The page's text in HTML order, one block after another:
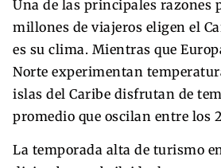
Una de las principales razones
millones de viajeros eligen el
es su clima. Mientras que
Norte experimentan
islas del Caribe disfrutan de
promedio que oscilan entre los
La temporada alta de turismo